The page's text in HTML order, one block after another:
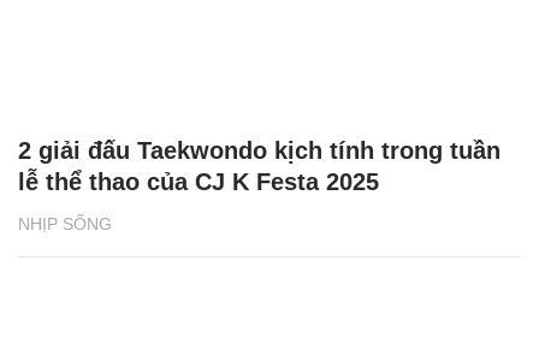
NHỊP SỐNG
2 giải đấu Taekwondo kịch tính trong tuần
lễ thể thao của CJ K Festa 2025